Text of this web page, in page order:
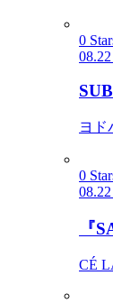
0
ヨド
0
『
CÉ